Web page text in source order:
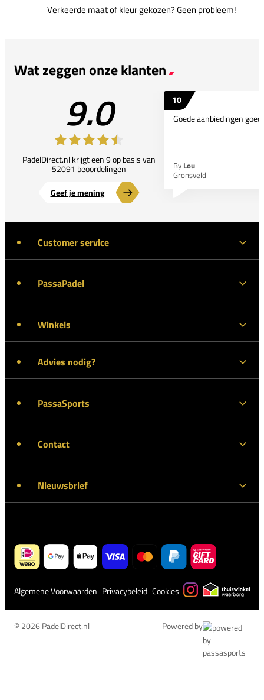
Verkeerde maat of kleur gekozen? Geen probleem!
Wat zeggen onze klanten
9.0
PadelDirect.nl krijgt een 9 op basis van
52091 beoordelingen
Geef je mening
10
Goede aanbiedingen
By Lou
Gronsveld
Customer service
PassaPadel
Winkels
Advies nodig?
PassaSports
Contact
Nieuwsbrief
Algemene Voorwaarden Privacybeleid Cookies
© 2026 PadelDirect.nl Powered by